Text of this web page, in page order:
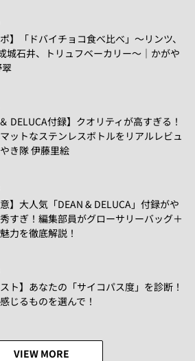
ポ】「ドバイチョコ食べ比べ」～リンツ、
城石井、トリュフベーカリー～｜かがや
翠
＆ DELUCA付録】クオリティが高すぎる！
ットなステンレスボトルをリアルレビュ
き隊 伊藤里絵
意】大人気「DEAN & DELUCA」付録がや
すぎ！編集部員がグローサリーバッグ＋
力を徹底解説！
スト】あなたの「サイコパス度」を診断！
じるものを選んで！
VIEW MORE